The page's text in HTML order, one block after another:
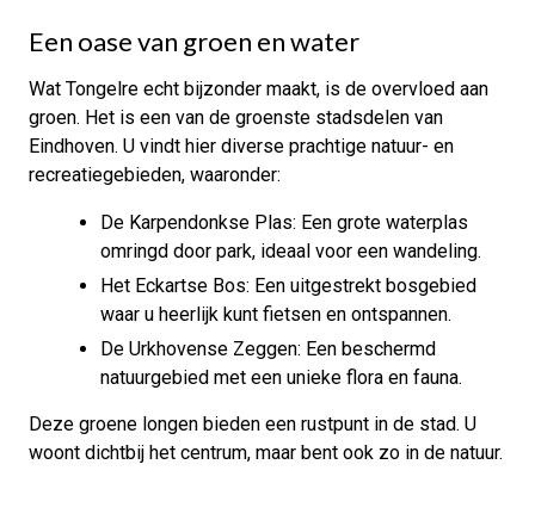
Een oase van groen en water
Wat Tongelre echt bijzonder maakt, is de overvloed aan
groen. Het is een van de groenste stadsdelen van
Eindhoven. U vindt hier diverse prachtige natuur- en
recreatiegebieden, waaronder:
De Karpendonkse Plas: Een grote waterplas
omringd door park, ideaal voor een wandeling.
Het Eckartse Bos: Een uitgestrekt bosgebied
waar u heerlijk kunt fietsen en ontspannen.
De Urkhovense Zeggen: Een beschermd
natuurgebied met een unieke flora en fauna.
Deze groene longen bieden een rustpunt in de stad. U
woont dichtbij het centrum, maar bent ook zo in de natuur.